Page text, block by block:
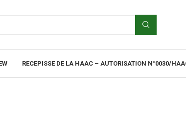
RECEPISSE DE LA HAAC – AUTORISATION N°0030/